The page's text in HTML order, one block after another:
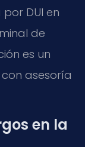
DUI en
de
es un
asesoría
en la